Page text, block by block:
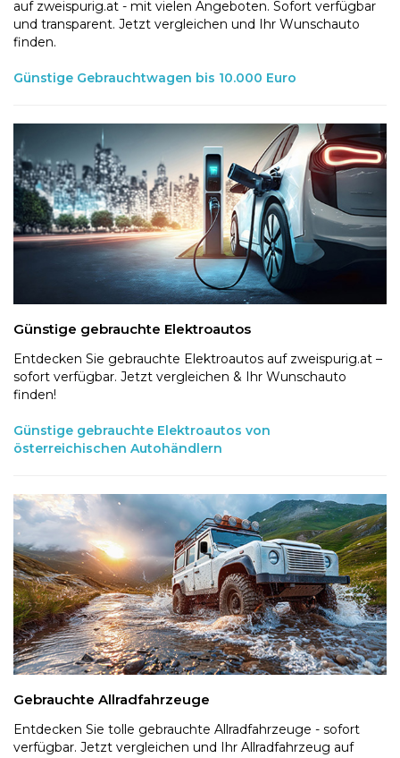
auf zweispurig.at - mit vielen Angeboten. Sofort verfügbar
und transparent. Jetzt vergleichen und Ihr Wunschauto
finden.
Günstige Gebrauchtwagen bis 10.000 Euro
Günstige gebrauchte Elektroautos
Entdecken Sie gebrauchte Elektroautos auf zweispurig.at –
sofort verfügbar. Jetzt vergleichen & Ihr Wunschauto
finden!
Günstige gebrauchte Elektroautos von
österreichischen Autohändlern
Gebrauchte Allradfahrzeuge
Entdecken Sie tolle gebrauchte Allradfahrzeuge - sofort
verfügbar. Jetzt vergleichen und Ihr Allradfahrzeug auf